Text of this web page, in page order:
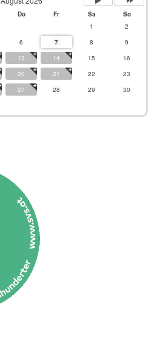
Do Fr Sa
So
1
2
6 7 8
9
13 14 15
16
20 21 22
23
27 28 29
30